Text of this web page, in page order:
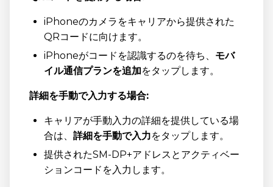
iPhoneのカメラをキャリアから提供された
QRコードに向けます。
iPhoneがコードを認識するのを待ち、 モバ
イル通信プランを追加をタップします。
詳細を手動で入力する場合:
キャリアが手動入力の詳細を提供している場
合は、 詳細を手動で入力をタップします。
提供されたSM-DP+アドレスとアクティベー
ションコードを入力します。